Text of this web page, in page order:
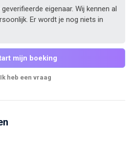
eigenaar. Wij kennen al
Er wordt je nog niets in
mijn boeking
Ik heb een vraag